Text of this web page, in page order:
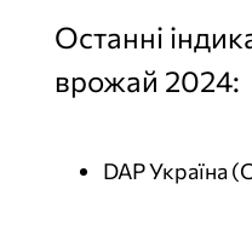
Останні
врожай 2024:
DAP Україна